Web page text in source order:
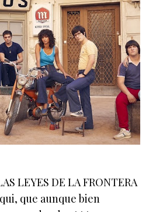
LEYES DE LA FRONTERA
que aunque bien